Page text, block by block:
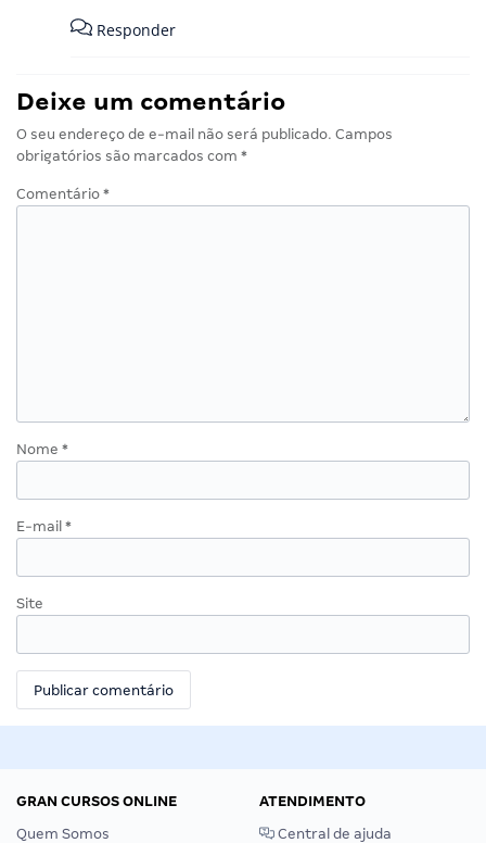
Responder
Deixe um comentário
O seu endereço de e-mail não será publicado. Campos
obrigatórios são marcados com *
Comentário *
Nome *
E-mail *
Site
GRAN CURSOS ONLINE
Quem Somos
ATENDIMENTO
Central de ajuda